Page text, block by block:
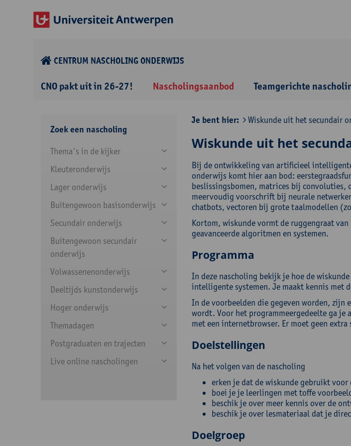
CENTRUM NASCHOLING ONDERWIJS
CNO pakt uit in 26-27! Nascholingsaanbod Teamgerichte
Zoek een nascholing
Thema's in de kijker
Kleuteronderwijs
Lager onderwijs
Buitengewoon basisonderwijs
Secundair onderwijs
Buitengewoon secundair
onderwijs
Volwassenenonderwijs
Deeltijds kunstonderwijs
Hoger onderwijs
Themadagen
Postgraduaten en trajecten
Live online nascholingen
Je bent hier: Wiskunde uit het secundair
Wiskunde uit het
Bij de ontwikkeling van artificieel
onderwijs komt hier aan bod:
beslissingsbomen, matrices bij convoluties,
meervoudig voorschrift bij neurale
chatbots, vectoren bij grote taalmodellen
Kortom, wiskunde vormt de ruggengraat
geavanceerde algoritmen en systemen.
Programma
In deze nascholing bekijk je hoe de
intelligente systemen. Je maakt kennis met
In de voorbeelden die gegeven worden,
wordt. Voor het programmeergedeelte ga je
met een internetbrowser. Er moet geen
Doelstellingen
Na het volgen van de nascholing
erken je dat de wiskunde gebruikt
boei je je leerlingen met toffe
beschik je over meer kennis over de
beschik je over lesmateriaal dat je
Doelgroep